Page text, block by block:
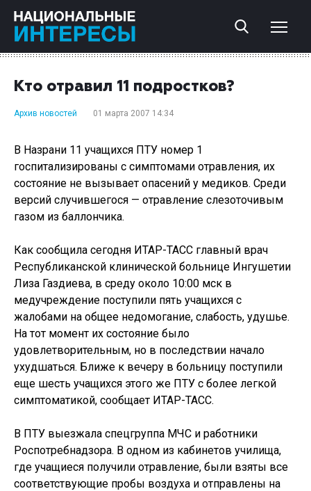
Кто отравил 11 подростков?
Архив новостей 01 марта 2007 14:34
В Назрани 11 учащихся ПТУ номер 1
госпитализированы с симптомами отравления, их
состояние не вызывает опасений у медиков. Среди
версий случившегося — отравление слезоточивым
газом из баллончика.
Как сообщила сегодня ИТАР-ТАСС главный врач
Республиканской клинической больнице Ингушетии
Лиза Газдиева, в среду около 10:00 мск в
медучреждение поступили пять учащихся с
жалобами на общее недомогание, слабость, удушье.
На тот момент их состояние было
удовлетворительным, но в последствии начало
ухудшаться. Ближе к вечеру в больницу поступили
еще шесть учащихся этого же ПТУ с более легкой
симптоматикой, сообщает ИТАР-ТАСС.
В ПТУ выезжала спецгруппа МЧС и работники
Роспотребнадзора. В одном из кабинетов училища,
где учащиеся получили отравление, были взяты все
соответствующие пробы воздуха и отправлены на